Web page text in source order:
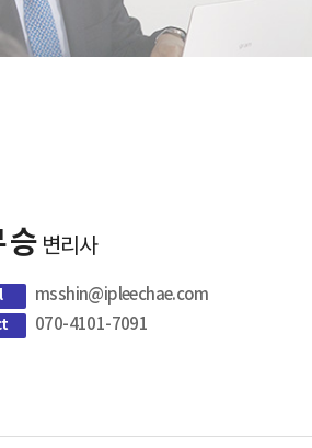
승변리사
msshin@ipleechae.com
070-4101-7091